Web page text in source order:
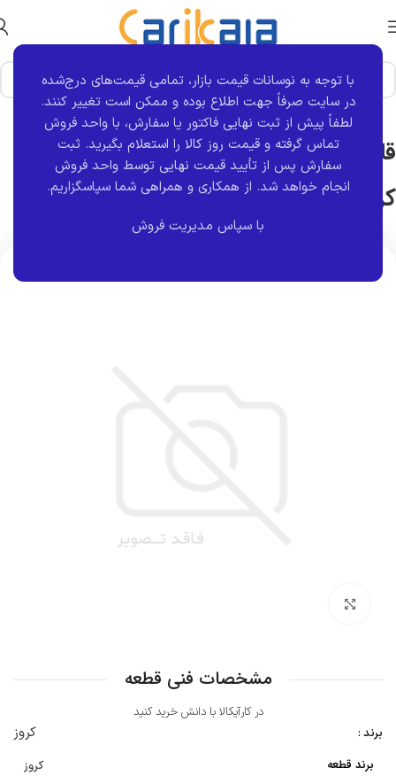
با توجه به نوسانات قیمت بازار، تمامی قیمت‌های درج‌شده
در سایت صرفاً جهت اطلاع بوده و ممکن است تغییر کنند.
لطفاً پیش از ثبت نهایی فاکتور یا سفارش، با واحد فروش
تماس گرفته و قیمت روز کالا را استعلام بگیرید. ثبت
سفارش پس از تأیید قیمت نهایی توسط واحد فروش
انجام خواهد شد. از همکاری و همراهی شما سپاسگزاریم.
با سپاس مدیریت فروش
خانه برند قطعه کروز
کروز
مشخصات فنی قطعه
در کارآیکالا با دانش خرید کنید
برند :
کروز
برند قطعه کروز